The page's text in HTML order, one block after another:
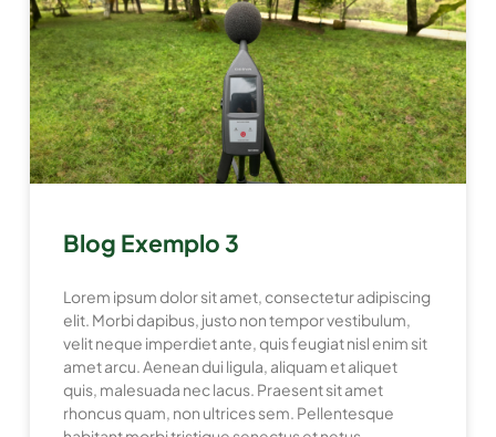
Blog Exemplo 3
Lorem ipsum dolor sit amet, consectetur adipiscing
elit. Morbi dapibus, justo non tempor vestibulum,
velit neque imperdiet ante, quis feugiat nisl enim sit
amet arcu. Aenean dui ligula, aliquam et aliquet
quis, malesuada nec lacus. Praesent sit amet
rhoncus quam, non ultrices sem. Pellentesque